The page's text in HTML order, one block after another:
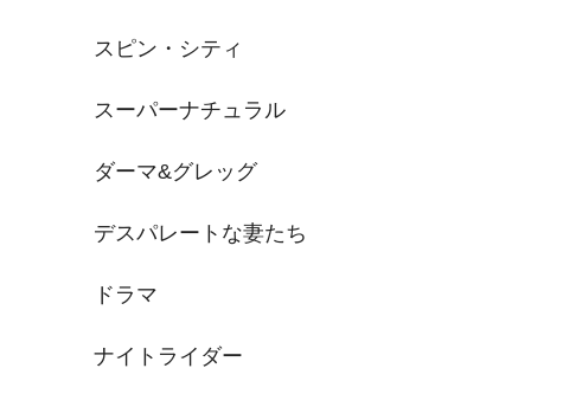
スピン・シティ
スーパーナチュラル
ダーマ&グレッグ
デスパレートな妻たち
ドラマ
ナイトライダー